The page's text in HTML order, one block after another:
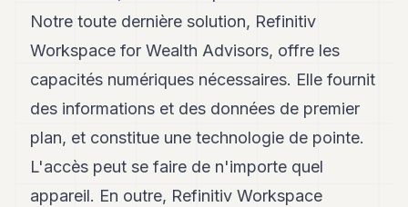
Notre toute dernière solution, Refinitiv
Workspace for Wealth Advisors, offre les
capacités numériques nécessaires. Elle fournit
des informations et des données de premier
plan, et constitue une technologie de pointe.
L'accès peut se faire de n'importe quel
appareil. En outre, Refinitiv Workspace